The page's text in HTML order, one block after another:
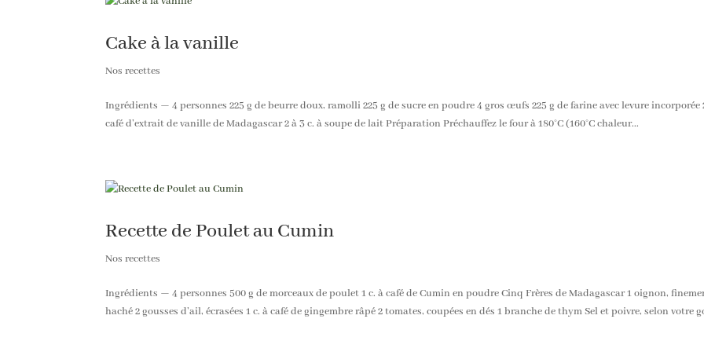
Cake à la vanille
Nos recettes
Ingrédients — 4 personnes 225 g de beurre doux, ramolli 225 g de sucre en poudre 4 gros œufs 225 g de farine avec levure incorporée
café d’extrait de vanille de Madagascar 2 à 3 c. à soupe de lait Préparation Préchauffez le four à 180°C (160°C chaleur...
Recette de Poulet au Cumin
Nos recettes
Ingrédients — 4 personnes 500 g de morceaux de poulet 1 c. à café de Cumin en poudre Cinq Frères de Madagascar 1 oignon,
haché 2 gousses d’ail, écrasées 1 c. à café de gingembre râpé 2 tomates, coupées en dés 1 branche de thym Sel et poivre, selon votre